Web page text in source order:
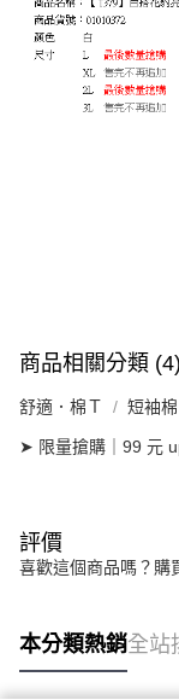
商品相關分類 (4)
舒適．棉Ｔ 短袖
➤ 限量搶購｜99 元
評價
喜歡這個商品嗎？購
本分類熱銷全站